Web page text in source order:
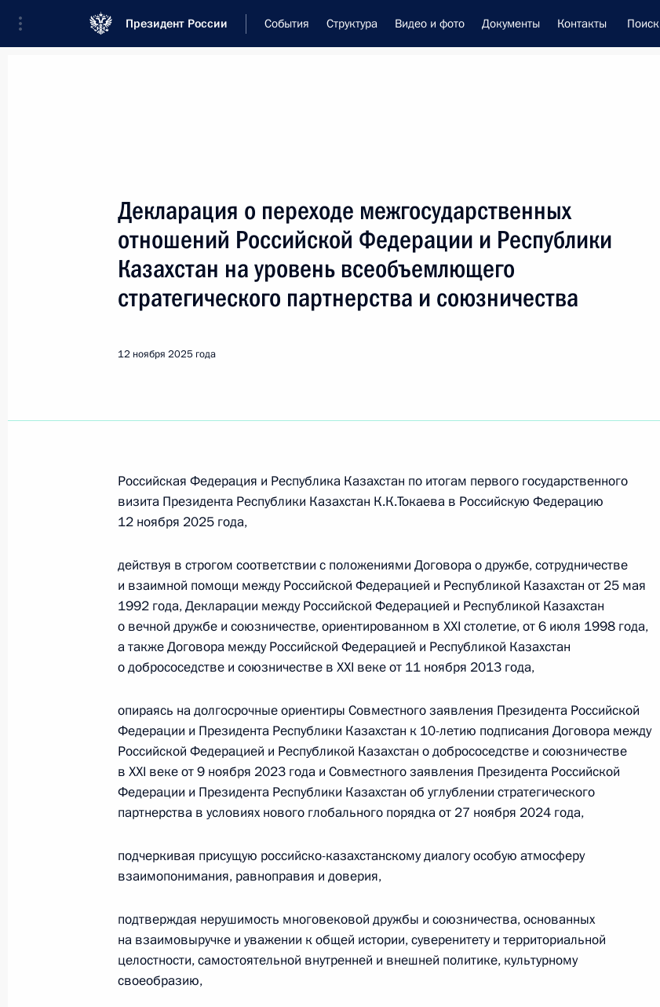
Президент России События Структура Видео и фото Документы Контакты Поиск
Встреча с руководством Министерства обороны
17 часов
Встреча с Председателем
Памфиловой
5 августа 2026 года, 18:15
Встреча с врио губернатора
Александром Шуваевым
5 августа 2026 года, 16:40
Декларация о переходе межгосударственных
отношений Российской Федерации и Республики
Казахстан на уровень всеобъемлющего
стратегического партнерства и союзничества
12 ноября 2025 года
Российская Федерация и Республика Казахстан по итогам первого государственного
визита Президента Республики Казахстан К.К.Токаева в Российскую Федерацию
12 ноября 2025 года,
действуя в строгом соответствии с положениями Договора о дружбе, сотрудничестве
и взаимной помощи между Российской Федерацией и Республикой Казахстан от 25 мая
1992 года, Декларации между Российской Федерацией и Республикой Казахстан
о вечной дружбе и союзничестве, ориентированном в XXI столетие, от 6 июля 1998 года,
а также Договора между Российской Федерацией и Республикой Казахстан
о добрососедстве и союзничестве в XXI веке от 11 ноября 2013 года,
опираясь на долгосрочные ориентиры Совместного заявления Президента Российской
Федерации и Президента Республики Казахстан к 10-летию подписания Договора между
Российской Федерацией и Республикой Казахстан о добрососедстве и союзничестве
в XXI веке от 9 ноября 2023 года и Совместного заявления Президента Российской
Федерации и Президента Республики Казахстан об углублении стратегического
партнерства в условиях нового глобального порядка от 27 ноября 2024 года,
подчеркивая присущую российско-казахстанскому диалогу особую атмосферу
взаимопонимания, равноправия и доверия,
подтверждая нерушимость многовековой дружбы и союзничества, основанных
на взаимовыручке и уважении к общей истории, суверенитету и территориальной
целостности, самостоятельной внутренней и внешней политике, культурному
своеобразию,